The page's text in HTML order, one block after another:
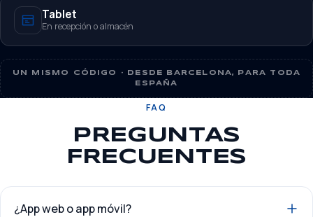
Tablet
En recepción o almacén
UN MISMO CÓDIGO · DESDE BARCELONA, PARA TODA
ESPAÑA
FAQ
PREGUNTAS
FRECUENTES
¿App web o app móvil?